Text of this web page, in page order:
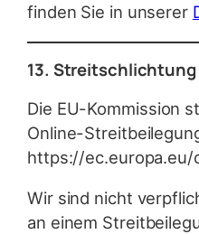
finden Sie in unserer
13. Streitschlichtung
Die EU-Kommission
Online-
https://
Wir sind nicht
an einem